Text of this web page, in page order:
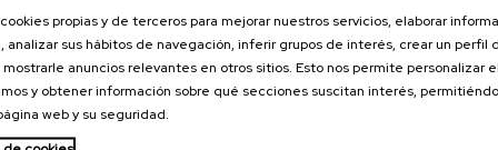
por Estados Unidos para comercializar productos cárnicos
Palacios.
planta de fabricación en Madrid. Apertura de la segunda planta de
propias y de terceros para mejorar nuestros servicios, elaborar
analizar sus hábitos de navegación, inferir grupos de interés, crear un perfil
anuncios relevantes en otros sitios. Esto nos permite personalizar
y obtener información sobre qué secciones suscitan interés,
web y su seguridad.